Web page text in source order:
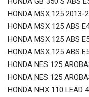
HONDA MSX 125 2013-
HONDA MSX 125 ABS
HONDA MSX 125 ABS
HONDA MSX 125 ABS
HONDA NES 125
HONDA NES 125
HONDA NHX 110 LEAD